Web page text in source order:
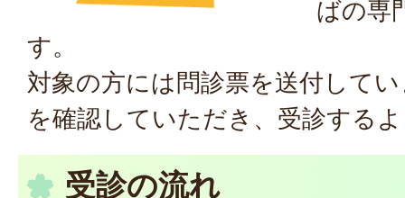
ばの専
す。
対象の方には問診票を送付して
を確認していただき、受診する
受診の流れ